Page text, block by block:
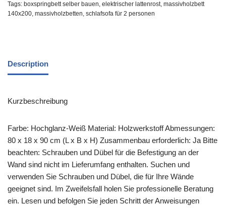
Tags: boxspringbett selber bauen, elektrischer lattenrost, massivholzbett
140x200, massivholzbetten, schlafsofa für 2 personen
Description
Kurzbeschreibung
Farbe: Hochglanz-Weiß Material: Holzwerkstoff Abmessungen:
80 x 18 x 90 cm (L x B x H) Zusammenbau erforderlich: Ja Bitte
beachten: Schrauben und Dübel für die Befestigung an der
Wand sind nicht im Lieferumfang enthalten. Suchen und
verwenden Sie Schrauben und Dübel, die für Ihre Wände
geeignet sind. Im Zweifelsfall holen Sie professionelle Beratung
ein. Lesen und befolgen Sie jeden Schritt der Anweisungen